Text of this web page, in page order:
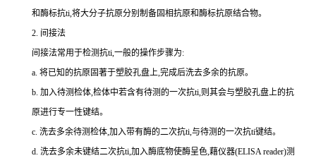
和酶标抗ti,将大分子抗原分别制备固相抗原和酶标抗原结合物。
2. 间接法
间接法常用于检测抗ti,一般的操作步骤为:
a. 将已知的抗原固著于塑胶孔盘上,完成后洗去多余的抗原。
b. 加入待测检体,检体中若含有待测的一次抗ti,则其会与塑胶孔盘上的抗
原进行专一性键结。
c. 洗去多余待测检体,加入带有酶的二次抗ti,与待测的一次抗ti键结。
d. 洗去多余未键结二次抗ti,加入酶底物使酶呈色,藉仪器(ELISA reader)测